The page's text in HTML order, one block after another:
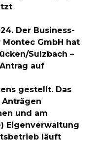
Der Business-
GmbH hat
Sulzbach –
auf
gestellt. Das
und am
Eigenverwaltung
läuft